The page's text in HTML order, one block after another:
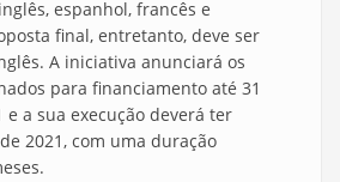
espanhol, francês e
final, entretanto, deve ser
A iniciativa anunciará os
para financiamento até 31
e a sua execução deverá ter
2021, com uma duração